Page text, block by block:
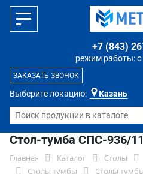
Выберите локацию: Казань
режим работы: с
+7 (843)
ЗАКАЗАТЬ ЗВОНОК
Стол-тумба СПС-936/
Главная Каталог Столы
Столы тумбы
Столы